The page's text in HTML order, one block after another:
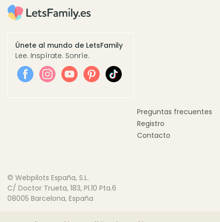
Únete al mundo de LetsFamily
Lee. Inspírate. Sonríe.
Preguntas frecuentes
Registro
Contacto
© Webpilots España, S.L.
C/ Doctor Trueta, 183, Pl.10 Pta.6
08005 Barcelona, España